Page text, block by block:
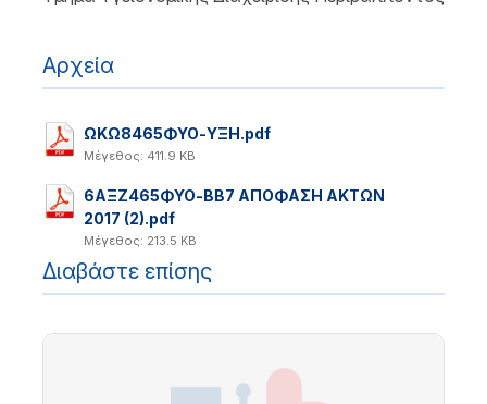
Αρχεία
ΩΚΩ8465ΦΥΟ-ΥΞΗ.pdf
Μέγεθος: 411.9 KB
6ΑΞΖ465ΦΥΟ-ΒΒ7 ΑΠΟΦΑΣΗ ΑΚΤΩΝ
2017 (2).pdf
Μέγεθος: 213.5 KB
Διαβάστε επίσης